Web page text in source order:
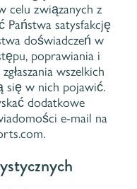
celu związanych z
Państwa satysfakcję
doświadczeń w
poprawiania i
wszelkich
się w nich pojawić.
dodatkowe
e-mail na